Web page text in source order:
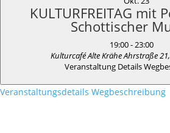
KULTURFREITAG mit
Schottischer
19:00-23:00
Kulturcafé Alte Krähe
Veranstaltung Details
Veranstaltungsdetails Wegbeschreibung